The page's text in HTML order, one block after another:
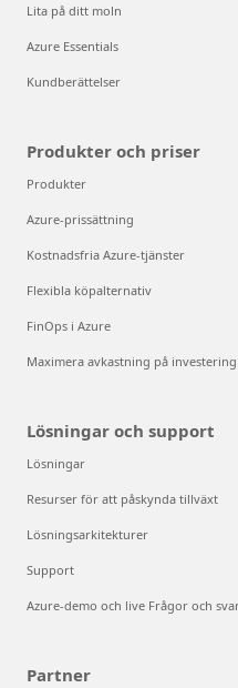
Lita på ditt moln
Azure Essentials
Kundberättelser
Produkter och priser
Produkter
Azure-prissättning
Kostnadsfria Azure-tjänster
Flexibla köpalternativ
FinOps i Azure
Maximera avkastning på
Lösningar och support
Lösningar
Resurser för att påskynda tillväxt
Lösningsarkitekturer
Support
Azure-demo och live Frågor och
Partner